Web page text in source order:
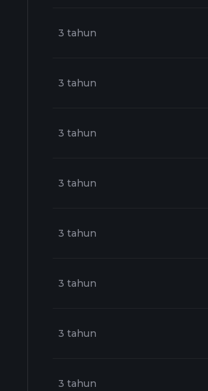
3 tahun
3 tahun
3 tahun
3 tahun
3 tahun
3 tahun
3 tahun
3 tahun